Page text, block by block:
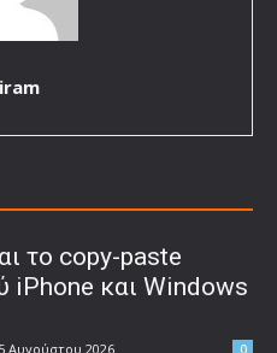
το copy-paste
iPhone και Windows
5 Αυγούστου 2026 0